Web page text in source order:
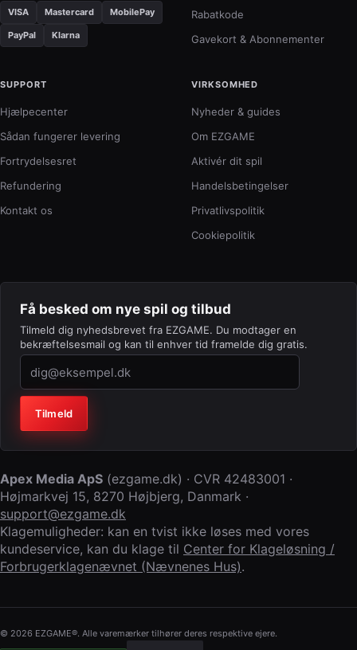
VISA Mastercard MobilePay
PayPal Klarna
Rabatkode
Gavekort & Abonnementer
SUPPORT
Hjælpecenter
Sådan fungerer levering
Fortrydelsesret
Refundering
Kontakt os
VIRKSOMHED
Nyheder & guides
Om EZGAME
Aktivér dit spil
Handelsbetingelser
Privatlivspolitik
Cookiepolitik
Få besked om nye spil og tilbud
Tilmeld dig nyhedsbrevet fra EZGAME. Du modtager en
bekræftelsesmail og kan til enhver tid framelde dig gratis.
Virksomhed (lad feltet stå tomt)
Tilmeld
Apex Media ApS (ezgame.dk) · CVR 42483001 ·
Højmarkvej 15, 8270 Højbjerg, Danmark ·
support@ezgame.dk
Klagemuligheder: kan en tvist ikke løses med vores
kundeservice, kan du klage til Center for Klageløsning /
Forbrugerklagenævnet (Nævnenes Hus).
© 2026 EZGAME®. Alle varemærker tilhører deres respektive ejere.